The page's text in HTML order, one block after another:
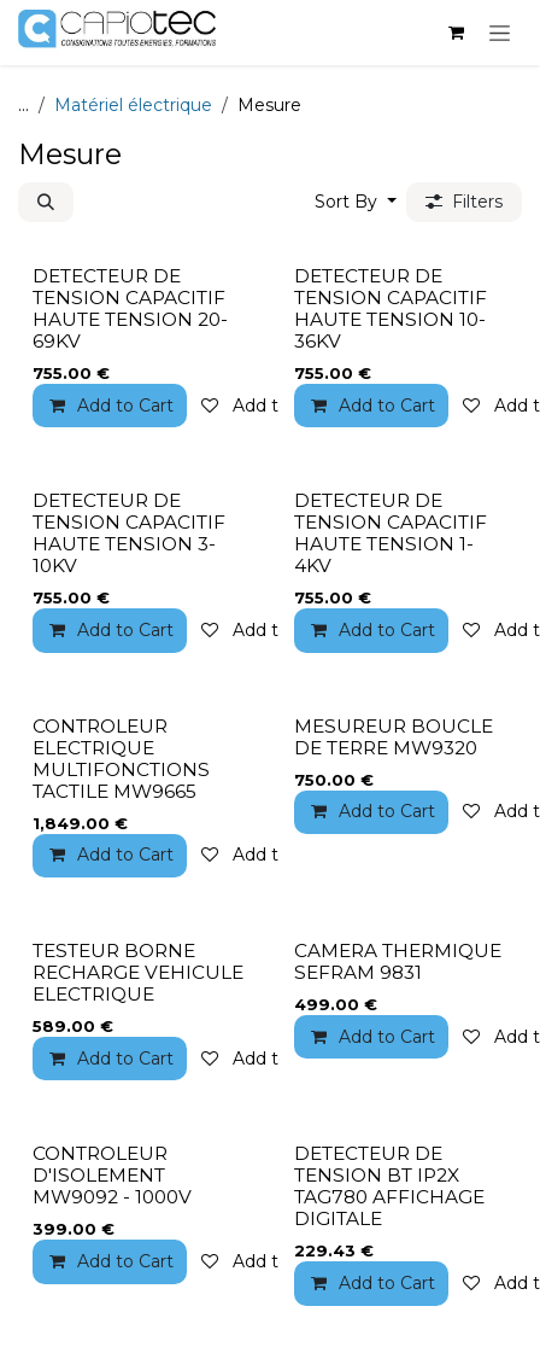
Skip to Content
... Matériel électrique Mesure
Mesure
Sort By Filters
DETECTEUR DE
TENSION CAPACITIF
HAUTE TENSION 20-
69KV
755.00 €
Add to Cart Add to wishlist
DETECTEUR DE
TENSION CAPACITIF
HAUTE TENSION 10-
36KV
755.00 €
Add to Cart Add
DETECTEUR DE
TENSION CAPACITIF
HAUTE TENSION 3-
10KV
755.00 €
Add to Cart Add to wishlist
DETECTEUR DE
TENSION CAPACITIF
HAUTE TENSION 1-
4KV
755.00 €
Add to Cart Add
CONTROLEUR
ELECTRIQUE
MULTIFONCTIONS
TACTILE MW9665
1,849.00 €
Add to Cart Add to wishlist
MESUREUR BOUCLE
DE TERRE MW9320
750.00 €
Add to Cart Add
TESTEUR BORNE
RECHARGE VEHICULE
ELECTRIQUE
589.00 €
Add to Cart Add to wishlist
CAMERA THERMIQUE
SEFRAM 9831
499.00 €
Add to Cart Add
CONTROLEUR
D'ISOLEMENT
MW9092 - 1000V
399.00 €
Add to Cart Add to wishlist
DETECTEUR DE
TENSION BT IP2X
TAG780 AFFICHAGE
DIGITALE
229.43 €
Add to Cart Add